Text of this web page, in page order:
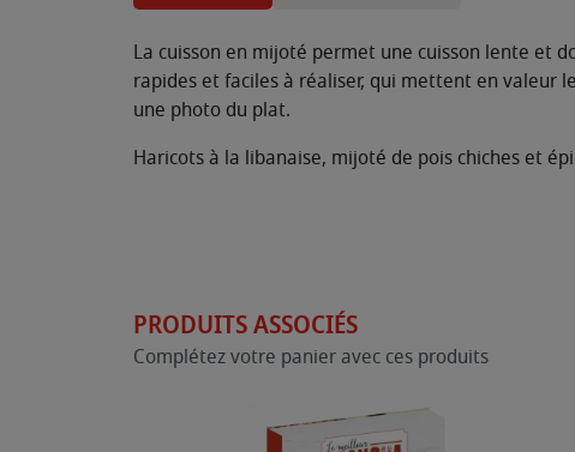
La cuisson en mijoté permet une cuisson lente et
rapides et faciles à réaliser, qui mettent en valeur
une photo du plat.
Haricots à la libanaise, mijoté de pois chiches et
PRODUITS ASSOCIÉS
Complétez votre panier avec ces produits